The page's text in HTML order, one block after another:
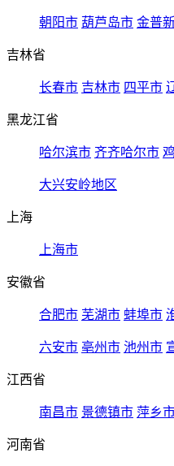
朝阳市 葫芦岛市 金普
吉林省
长春市 吉林市 四平市
黑龙江省
哈尔滨市 齐齐哈尔市
大兴安岭地区
上海
上海市
安徽省
合肥市 芜湖市 蚌埠市
六安市 亳州市 池州市
江西省
南昌市 景德镇市 萍乡
河南省